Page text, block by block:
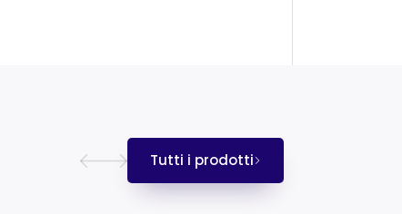
Tutti i prodotti